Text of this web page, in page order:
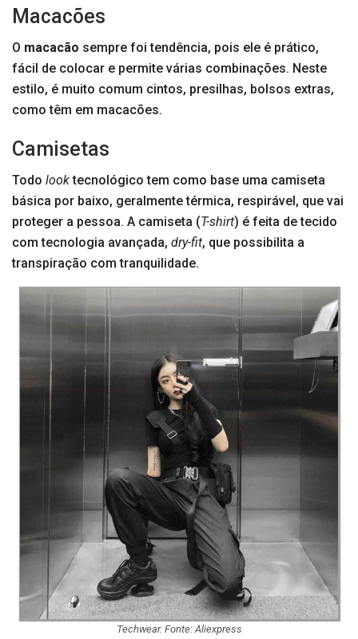
Macacões
O macacão sempre foi tendência, pois ele é prático,
fácil de colocar e permite várias combinações. Neste
estilo, é muito comum cintos, presilhas, bolsos extras,
como têm em macacões.
Camisetas
Todo looktecnológico tem como base uma camiseta
básica por baixo, geralmente térmica, respirável, que vai
proteger a pessoa. A camiseta (T-shirt) é feita de tecido
com tecnologia avançada, dry-fit, que possibilita a
transpiração com tranquilidade.
Techwear. Fonte: Aliexpress